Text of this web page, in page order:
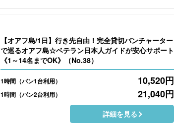
【オアフ島/1日】行き先自由！完全貸切バンチャーター
で巡るオアフ島☆ベテラン日本人ガイドが安心サポート
《1～14名までOK》（No.38）
1時間（バン1台利用） 10,520円
1時間（バン2台利用） 21,040円
詳細を見る